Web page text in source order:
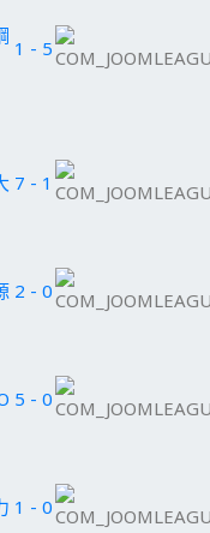
1 - 5
7 - 1
2 - 0
5 - 0
1 - 0